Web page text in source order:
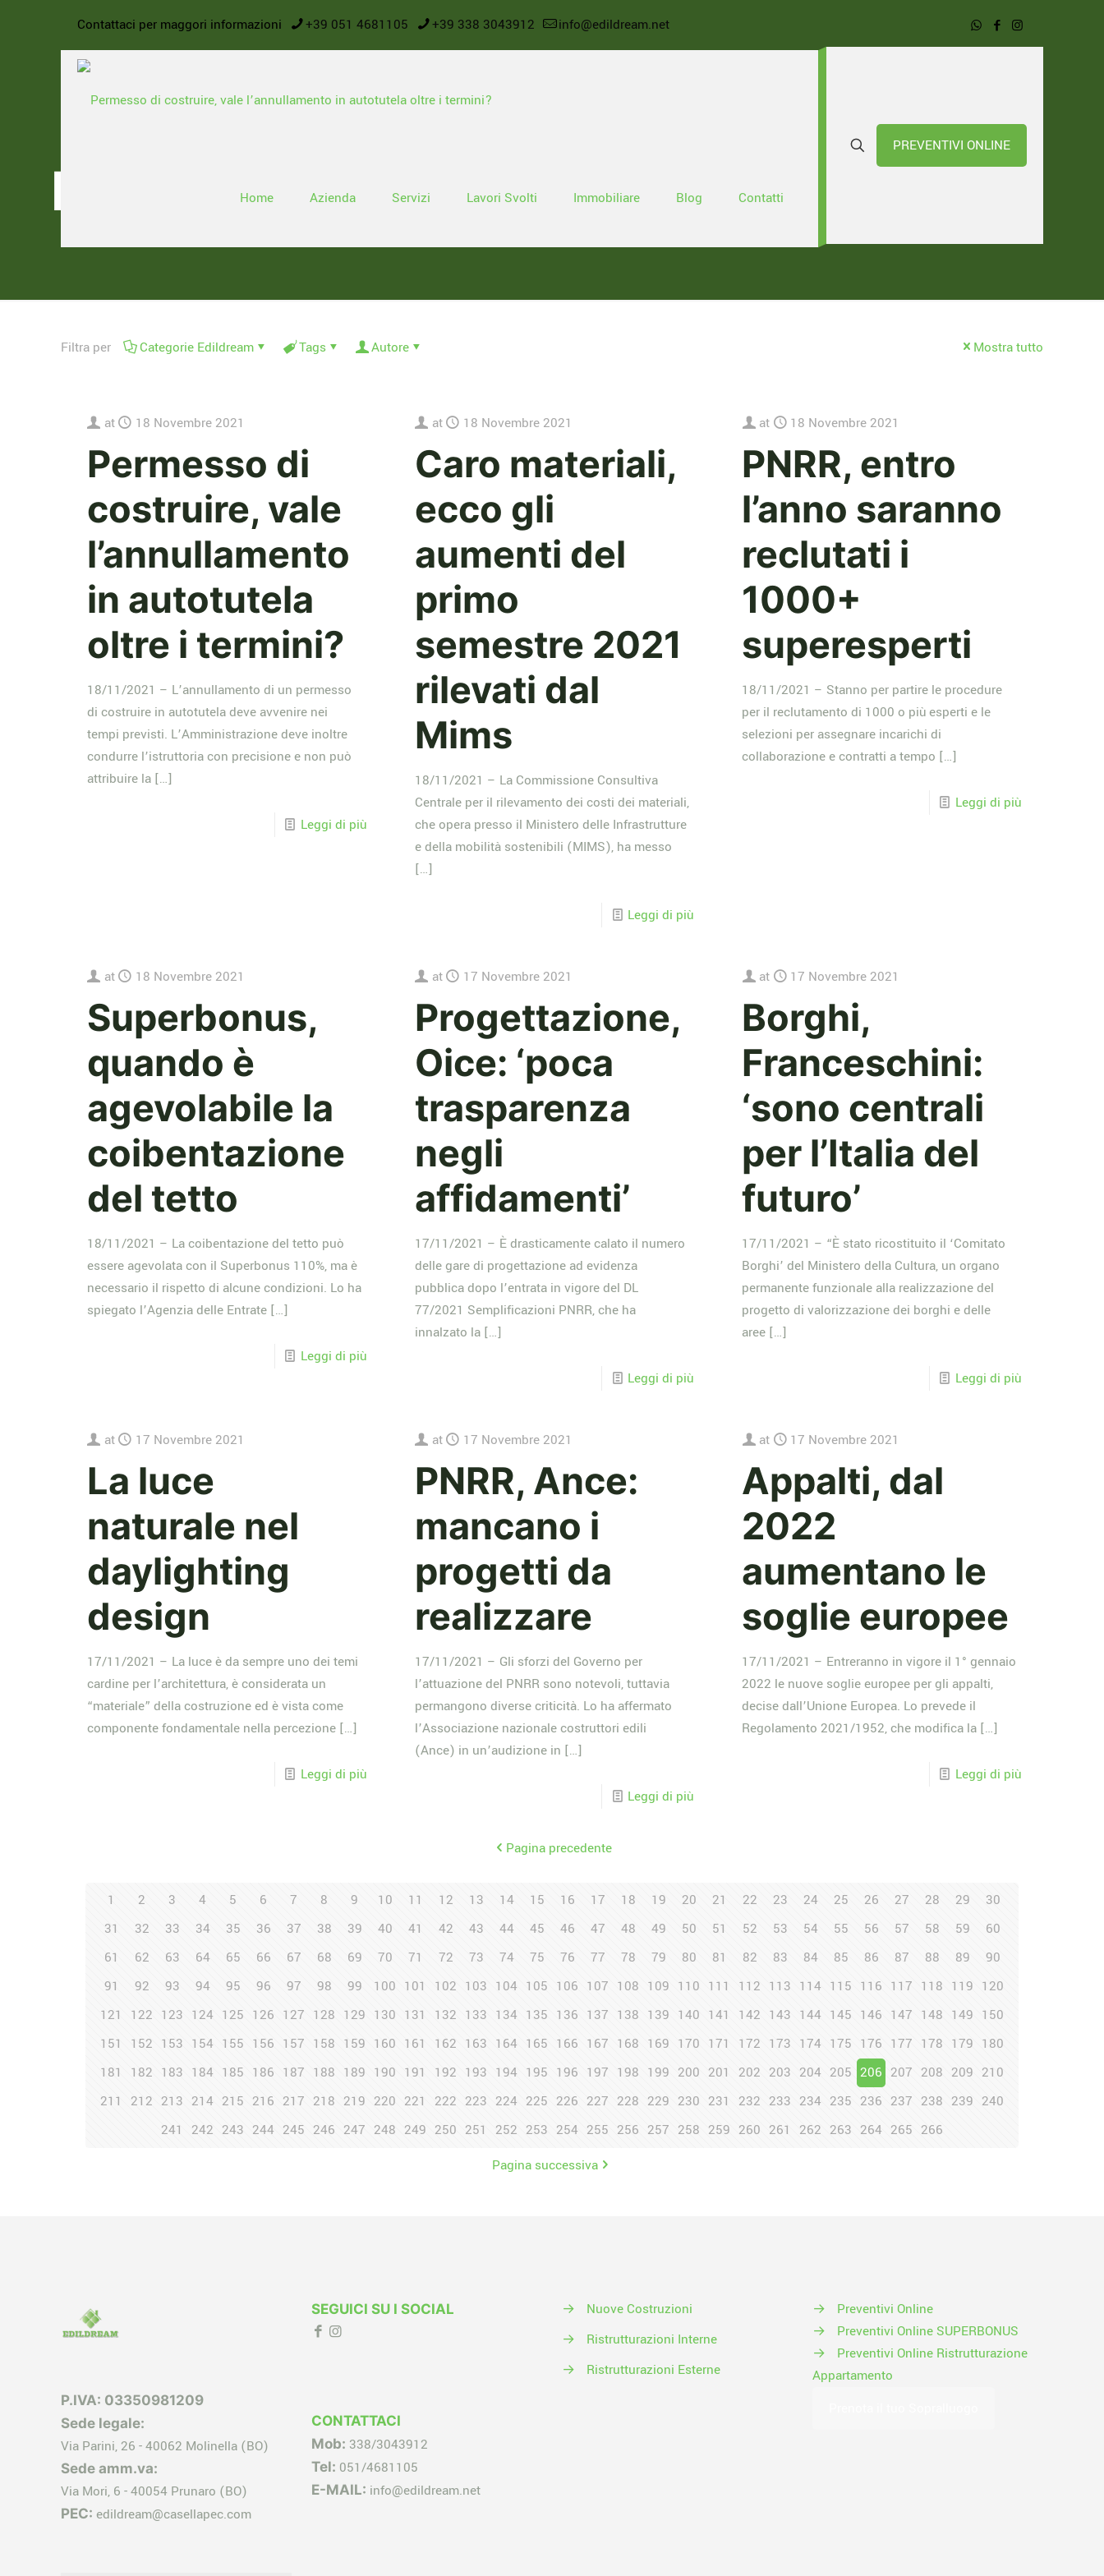
Contattaci per maggori informazioni +39 051 4681105 +39 338 3043912 info@edildream.net
Home Azienda Servizi Lavori Svolti Immobiliare Blog Contatti
PREVENTIVI ONLINE
News
Filtra per Categorie Edildream Tags Autore Mostra tutto
at 18 Novembre 2021
Permesso di
costruire, vale
l’annullamento
in autotutela
oltre i termini?
18/11/2021 – L’annullamento di un permesso
di costruire in autotutela deve avvenire nei
tempi previsti. L’Amministrazione deve inoltre
condurre l’istruttoria con precisione e non può
attribuire la[…]
Leggi di più
at 18 Novembre 2021
Caro materiali,
ecco gli
aumenti del
primo
semestre 2021
rilevati dal
Mims
18/11/2021 – La Commissione Consultiva
Centrale per il rilevamento dei costi dei materiali,
che opera presso il Ministero delle Infrastrutture
e della mobilità sostenibili (MIMS), ha messo
[…]
Leggi di più
at 18 Novembre 2021
PNRR, entro
l’anno saranno
reclutati i
1000+
superesperti
18/11/2021 – Stanno per partire le procedure
per il reclutamento di 1000 o più esperti e le
selezioni per assegnare incarichi di
collaborazione e contratti a tempo […]
Leggi di più
at 18 Novembre 2021
Superbonus,
quando è
agevolabile la
coibentazione
del tetto
18/11/2021 – La coibentazione del tetto può
essere agevolata con il Superbonus 110%, ma è
necessario il rispetto di alcune condizioni. Lo ha
spiegato l’Agenzia delle Entrate[…]
Leggi di più
at 17 Novembre 2021
Progettazione,
Oice: ‘poca
trasparenza
negli
affidamenti’
17/11/2021 – È drasticamente calato il numero
delle gare di progettazione ad evidenza
pubblica dopo l’entrata in vigore del DL
77/2021 Semplificazioni PNRR, che ha
innalzato la[…]
Leggi di più
at 17 Novembre 2021
Borghi,
Franceschini:
‘sono centrali
per l’Italia del
futuro’
17/11/2021 – “È stato ricostituito il ‘Comitato
Borghi’ del Ministero della Cultura, un organo
permanente funzionale alla realizzazione del
progetto di valorizzazione dei borghi e delle
aree […]
Leggi di più
at 17 Novembre 2021
La luce
naturale nel
daylighting
design
17/11/2021 – La luce è da sempre uno dei temi
cardine per l’architettura, è considerata un
“materiale” della costruzione ed è vista come
componente fondamentale nella percezione[…]
Leggi di più
at 17 Novembre 2021
PNRR, Ance:
mancano i
progetti da
realizzare
17/11/2021 – Gli sforzi del Governo per
l’attuazione del PNRR sono notevoli, tuttavia
permangono diverse criticità. Lo ha affermato
l’Associazione nazionale costruttori edili
(Ance) in un’audizione in […]
Leggi di più
at 17 Novembre 2021
Appalti, dal
2022
aumentano le
soglie europee
17/11/2021 – Entreranno in vigore il 1° gennaio
2022 le nuove soglie europee per gli appalti,
decise dall’Unione Europea. Lo prevede il
Regolamento 2021/1952, che modifica la […]
Leggi di più
Pagina precedente
1 2 3 4 5 6 7 8 9 10 11 12 13 14 15 16 17 18 19 20 21 22 23 24 25 26 27 28 29
30
31
32 33 34 35 36 37 38 39 40 41 42 43 44 45 46 47 48 49 50 51 52 53 54 55 56 57 58 59
60
61
62 63 64 65 66 67 68 69 70 71 72 73 74 75 76 77 78 79 80 81 82 83 84 85 86 87 88 89
90
91
92 93 94 95 96 97 98 99 100 101 102 103 104 105 106 107 108 109 110 111 112 113 114 115 116 117 118 119 120
121
122 123 124 125 126 127 128 129 130 131 132 133 134 135 136 137 138 139 140 141 142 143 144 145 146 147 148 149 150
151
152 153 154 155 156 157 158 159 160 161 162 163 164 165 166 167 168 169 170 171 172 173 174 175 176 177 178 179 180
181
182 183 184 185 186 187 188 189 190 191 192 193 194 195 196 197 198 199 200 201 202 203 204 205 206 207 208 209 210
211
212 213 214 215 216 217 218 219 220 221 222 223 224 225 226 227 228 229 230 231 232 233 234 235 236 237 238 239 240
241
242 243 244 245 246 247 248 249 250 251 252 253 254 255 256 257 258 259 260 261 262 263 264 265 266
Pagina successiva
P.IVA: 03350981209
Sede legale:
Via Parini, 26 - 40062 Molinella (BO)
Sede amm.va:
Via Mori, 6 - 40054 Prunaro (BO)
PEC: edildream@casellapec.com
SEGUICI SU I SOCIAL
CONTATTACI
Mob: 338/3043912
Tel: 051/4681105
E-MAIL: info@edildream.net
→
Nuove Costruzioni
→
Ristrutturazioni Interne
→
Ristrutturazioni Esterne
→
Preventivi Online
→
Preventivi Online SUPERBONUS
→
Preventivi Online Ristrutturazione
Appartamento